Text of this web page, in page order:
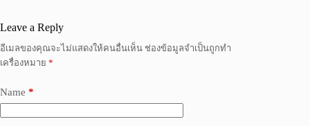
Leave a Reply
อีเมลของคุณจะไม่แสดงให้คนอื่นเห็น ช่องข้อมูลจำเป็นถูกทำ
เครื่องหมาย *
Name *